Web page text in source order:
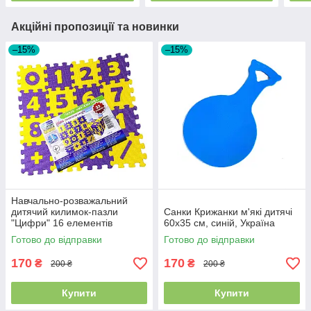
Акційні пропозиції та новинки
–15%
Навчально-розважальний
дитячий килимок-пазли
"Цифри" 16 елементів
Готово до відправки
170 ₴ 200 ₴
Купити
–15%
Санки Крижанки м'які дитячі
60х35 см, синій, Україна
Готово до відправки
170 ₴ 200 ₴
Купити